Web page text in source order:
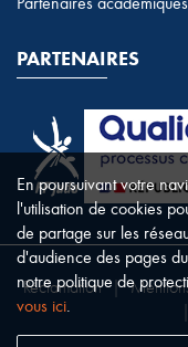
PARTENAIRES
Réclamation |
En poursuivant votre
l'utilisation de cookies
de partage sur les
d'audience des pages
notre politique de
vous ici.